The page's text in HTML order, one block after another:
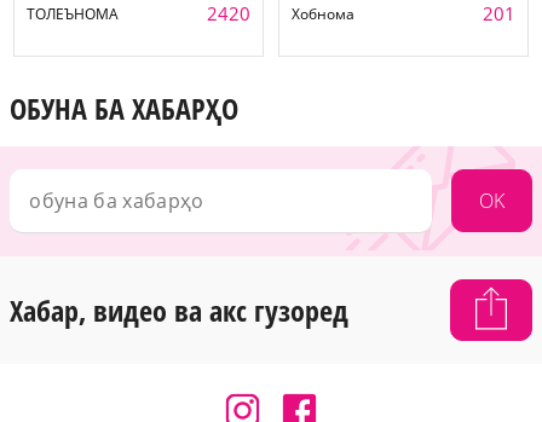
ТОЛЕЪНОМА 2420 Хобнома 201
ОБУНА БА ХАБАРҲО
OK
Хабар, видео ва акс гузоред